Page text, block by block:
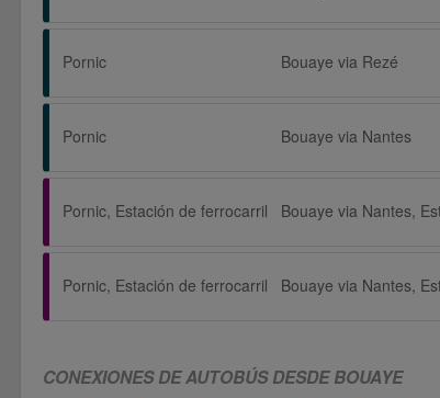
Pornic Bouaye via Rezé
Pornic Bouaye via Nantes
Pornic, Estación de ferrocarril
Pornic, Estación de ferrocarril
CONEXIONES DE AUTOBÚS DESDE BOUAYE